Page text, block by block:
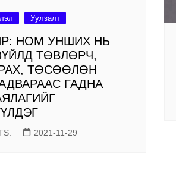
Уулзалт
НОМ УНШИХ НЬ
ТӨВЛӨРЧ,
ТӨСӨӨЛӨН
ГАДНА
2021-11-29